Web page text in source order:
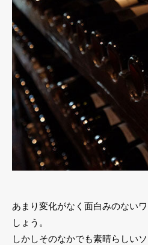
あまり変化がなく面白みのない
しょう。
しかしそのなかでも素晴らしい